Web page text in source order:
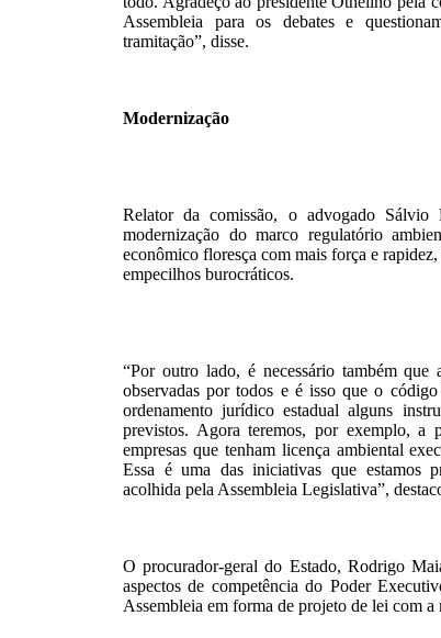
Assembleia para os debates e
tramitação”, disse.
Modernização
Relator da comissão, o advogado
modernização do marco regulatório
econômico floresça com mais força e
empecilhos burocráticos.
“Por outro lado, é necessário também que
observadas por todos e é isso que o
ordenamento jurídico estadual alguns
previstos. Agora teremos, por exemplo, a
empresas que tenham licença ambiental
Essa é uma das iniciativas que estamos
acolhida pela Assembleia Legislativa”,
O procurador-geral do Estado, Rodrigo
aspectos de competência do Poder
Assembleia em forma de projeto de lei com